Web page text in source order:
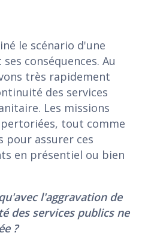
le scénario d'une
conséquences. Au
très rapidement
des services
Les missions
tout comme
pour assurer ces
en présentiel ou bien
l'aggravation de
des services publics ne
?